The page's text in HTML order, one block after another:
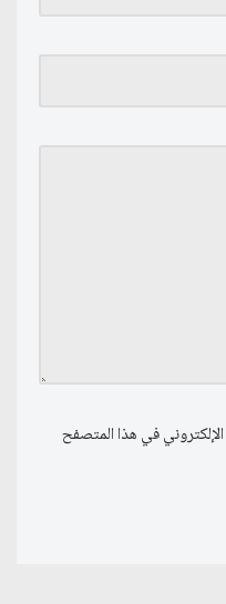
في هذا المتصفح